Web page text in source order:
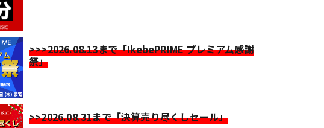
>>>2026.08.13まで「IkebePRIME プレミアム感謝
祭」
>>2026.08.31まで「決算売り尽くしセール」